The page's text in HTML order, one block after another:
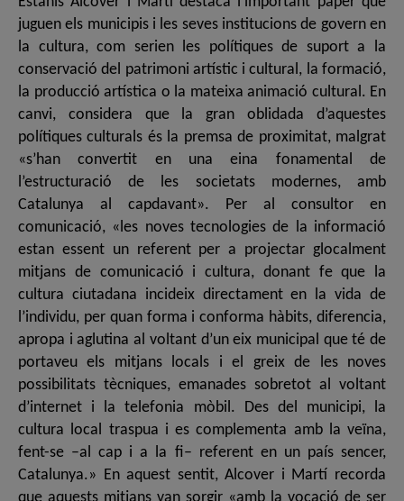
juguen els municipis i les seves institucions de govern en
la cultura, com serien les polítiques de suport a la
conservació del patrimoni artístic i cultural, la formació,
la producció artística o la mateixa animació cultural. En
canvi, considera que la gran oblidada d’aquestes
polítiques culturals és la premsa de proximitat, malgrat
«s’han convertit en una eina fonamental de
l’estructuració de les societats modernes, amb
Catalunya al capdavant». Per al consultor en
comunicació, «les noves tecnologies de la informació
estan essent un referent per a projectar glocalment
mitjans de comunicació i cultura, donant fe que la
cultura ciutadana incideix directament en la vida de
l’individu, per quan forma i conforma hàbits, diferencia,
apropa i aglutina al voltant d’un eix municipal que té de
portaveu els mitjans locals i el greix de les noves
possibilitats tècniques, emanades sobretot al voltant
d’internet i la telefonia mòbil. Des del municipi, la
cultura local traspua i es complementa amb la veïna,
fent-se –al cap i a la fi– referent en un país sencer,
Catalunya.» En aquest sentit, Alcover i Martí recorda